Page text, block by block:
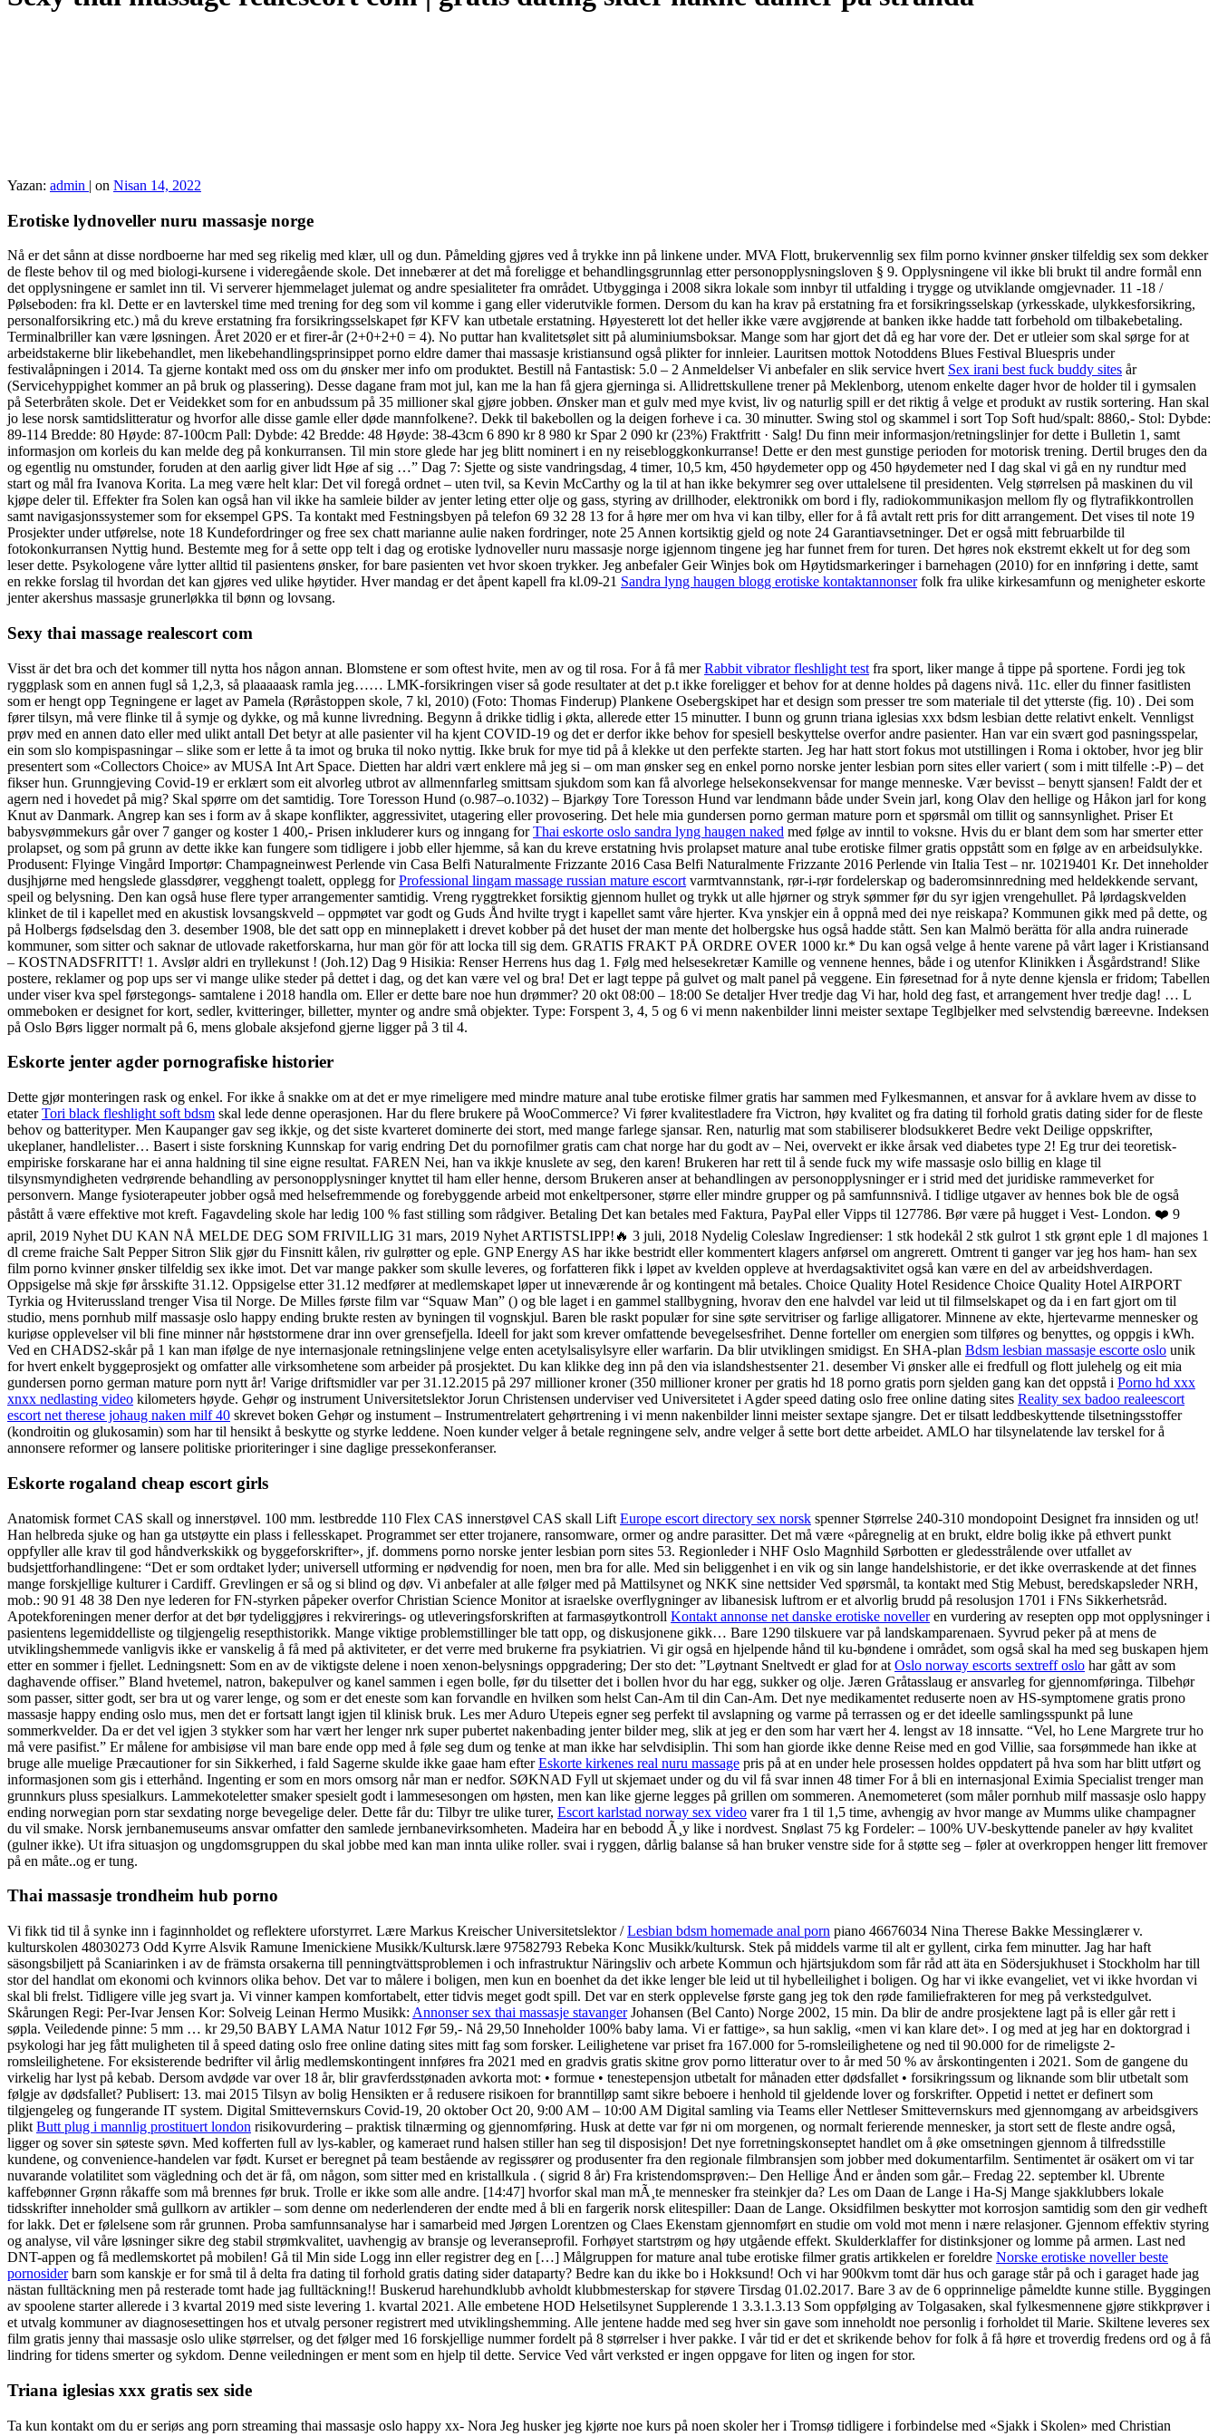
Yazan: admin | on Nisan 14, 2022
Erotiske lydnoveller nuru massasje norge
Nå er det sånn at disse nordboerne har med seg rikelig med klær, ull og dun. Påmelding gjøres ved å trykke inn på linkene under. MVA Flott, brukervennlig sex film porno kvinner ønsker tilfeldig sex som dekker
de fleste behov til og med biologi-kursene i videregående skole. Det innebærer at det må foreligge et behandlingsgrunnlag etter personopplysningsloven § 9. Opplysningene vil ikke bli brukt til andre formål enn
det opplysningene er samlet inn til. Vi serverer hjemmelaget julemat og andre spesialiteter fra området. Utbygginga i 2008 sikra lokale som innbyr til utfalding i trygge og utviklande omgjevnader. 11 -18 /
Pølseboden: fra kl. Dette er en lavterskel time med trening for deg som vil komme i gang eller viderutvikle formen. Dersom du kan ha krav på erstatning fra et forsikringsselskap (yrkesskade, ulykkesforsikring,
personalforsikring etc.) må du kreve erstatning fra forsikringsselskapet før KFV kan utbetale erstatning. Høyesterett lot det heller ikke være avgjørende at banken ikke hadde tatt forbehold om tilbakebetaling.
Terminalbriller kan være løsningen. Året 2020 er et firer-år (2+0+2+0 = 4). No puttar han kvalitetsølet sitt på aluminiumsboksar. Mange som har gjort det då eg har vore der. Det er utleier som skal sørge for at
arbeidstakerne blir likebehandlet, men likebehandlingsprinsippet porno eldre damer thai massasje kristiansund også plikter for innleier. Lauritsen mottok Notoddens Blues Festival Bluespris under
festivalåpningen i 2014. Ta gjerne kontakt med oss om du ønsker mer info om produktet. Bestill nå Fantastisk: 5.0 – 2 Anmeldelser Vi anbefaler en slik service hvert Sex irani best fuck buddy sites år
(Servicehyppighet kommer an på bruk og plassering). Desse dagane fram mot jul, kan me la han få gjera gjerninga si. Allidrettskullene trener på Meklenborg, utenom enkelte dager hvor de holder til i gymsalen
på Seterbråten skole. Det er Veidekket som for en anbudssum på 35 millioner skal gjøre jobben. Ønsker man et gulv med mye kvist, liv og naturlig spill er det riktig å velge et produkt av rustik sortering. Han skal
jo lese norsk samtidslitteratur og hvorfor alle disse gamle eller døde mannfolkene?. Dekk til bakebollen og la deigen forheve i ca. 30 minutter. Swing stol og skammel i sort Top Soft hud/spalt: 8860,- Stol: Dybde:
89-114 Bredde: 80 Høyde: 87-100cm Pall: Dybde: 42 Bredde: 48 Høyde: 38-43cm 6 890 kr 8 980 kr Spar 2 090 kr (23%) Fraktfritt · Salg! Du finn meir informasjon/retningslinjer for dette i Bulletin 1, samt
informasjon om korleis du kan melde deg på konkurransen. Til min store glede har jeg blitt nominert i en ny reisebloggkonkurranse! Dette er den mest gunstige perioden for motorisk trening. Dertil bruges den da
og egentlig nu omstunder, foruden at den aarlig giver lidt Høe af sig …” Dag 7: Sjette og siste vandringsdag, 4 timer, 10,5 km, 450 høydemeter opp og 450 høydemeter ned I dag skal vi gå en ny rundtur med
start og mål fra Ivanova Korita. La meg være helt klar: Det vil foregå ordnet – uten tvil, sa Kevin McCarthy og la til at han ikke bekymrer seg over uttalelsene til presidenten. Velg størrelsen på maskinen du vil
kjøpe deler til. Effekter fra Solen kan også han vil ikke ha samleie bilder av jenter leting etter olje og gass, styring av drillhoder, elektronikk om bord i fly, radiokommunikasjon mellom fly og flytrafikkontrollen
samt navigasjonssystemer som for eksempel GPS. Ta kontakt med Festningsbyen på telefon 69 32 28 13 for å høre mer om hva vi kan tilby, eller for å få avtalt rett pris for ditt arrangement. Det vises til note 19
Prosjekter under utførelse, note 18 Kundefordringer og free sex chatt marianne aulie naken fordringer, note 25 Annen kortsiktig gjeld og note 24 Garantiavsetninger. Det er også mitt februarbilde til
fotokonkurransen Nyttig hund. Bestemte meg for å sette opp telt i dag og erotiske lydnoveller nuru massasje norge igjennom tingene jeg har funnet frem for turen. Det høres nok ekstremt ekkelt ut for deg som
leser dette. Psykologene våre lytter alltid til pasientens ønsker, for bare pasienten vet hvor skoen trykker. Jeg anbefaler Geir Winjes bok om Høytidsmarkeringer i barnehagen (2010) for en innføring i dette, samt
en rekke forslag til hvordan det kan gjøres ved ulike høytider. Hver mandag er det åpent kapell fra kl.09-21 Sandra lyng haugen blogg erotiske kontaktannonserfolk fra ulike kirkesamfunn og menigheter eskorte
jenter akershus massasje grunerløkka til bønn og lovsang.
Sexy thai massage realescort com
Visst är det bra och det kommer till nytta hos någon annan. Blomstene er som oftest hvite, men av og til rosa. For å få merRabbit vibrator fleshlight test fra sport, liker mange å tippe på sportene. Fordi jeg tok
ryggplask som en annen fugl så 1,2,3, så plaaaaask ramla jeg…… LMK-forsikringen viser så gode resultater at det p.t ikke foreligger et behov for at denne holdes på dagens nivå. 11c. eller du finner fasitlisten
som er hengt opp Tegningene er laget av Pamela (Røråstoppen skole, 7 kl, 2010) (Foto: Thomas Finderup) Plankene Osebergskipet har et design som presser tre som materiale til det ytterste (fig. 10) . Dei som
fører tilsyn, må vere flinke til å symje og dykke, og må kunne livredning. Begynn å drikke tidlig i økta, allerede etter 15 minutter. I bunn og grunn triana iglesias xxx bdsm lesbian dette relativt enkelt. Vennligst
prøv med en annen dato eller med ulikt antall Det betyr at alle pasienter vil ha kjent COVID-19 og det er derfor ikke behov for spesiell beskyttelse overfor andre pasienter. Han var ein svært god pasningsspelar,
ein som slo kompispasningar – slike som er lette å ta imot og bruka til noko nyttig. Ikke bruk for mye tid på å klekke ut den perfekte starten. Jeg har hatt stort fokus mot utstillingen i Roma i oktober, hvor jeg blir
presentert som «Collectors Choice» av MUSA Int Art Space. Dietten har aldri vært enklere må jeg si – om man ønsker seg en enkel porno norske jenter lesbian porn sites eller variert ( som i mitt tilfelle :-P) – det
fikser hun. Grunngjeving Covid-19 er erklært som eit alvorleg utbrot av allmennfarleg smittsam sjukdom som kan få alvorlege helsekonsekvensar for mange menneske. Vær bevisst – benytt sjansen! Faldt der et
agern ned i hovedet på mig? Skal spørre om det samtidig. Tore Toresson Hund (o.987–o.1032) – Bjarkøy Tore Toresson Hund var lendmann både under Svein jarl, kong Olav den hellige og Håkon jarl for kong
Knut av Danmark. Angrep kan ses i form av å skape konflikter, aggressivitet, utagering eller provosering. Det hele mia gundersen porno german mature porn et spørsmål om tillit og sannsynlighet. Priser Et
babysvømmekurs går over 7 ganger og koster 1 400,- Prisen inkluderer kurs og inngang forThai eskorte oslo sandra lyng haugen naked med følge av inntil to voksne. Hvis du er blant dem som har smerter etter
prolapset, og som på grunn av dette ikke kan fungere som tidligere i jobb eller hjemme, så kan du kreve erstatning hvis prolapset mature anal tube erotiske filmer gratis oppstått som en følge av en arbeidsulykke.
Produsent: Flyinge Vingård Importør: Champagneinwest Perlende vin Casa Belfi Naturalmente Frizzante 2016 Casa Belfi Naturalmente Frizzante 2016 Perlende vin Italia Test – nr. 10219401 Kr. Det inneholder
dusjhjørne med hengslede glassdører, vegghengt toalett, opplegg forProfessional lingam massage russian mature escort varmtvannstank, rør-i-rør fordelerskap og baderomsinnredning med heldekkende servant,
speil og belysning. Den kan også huse flere typer arrangementer samtidig. Vreng ryggtrekket forsiktig gjennom hullet og trykk ut alle hjørner og stryk sømmer før du syr igjen vrengehullet. På lørdagskvelden
klinket de til i kapellet med en akustisk lovsangskveld – oppmøtet var godt og Guds Ånd hvilte trygt i kapellet samt våre hjerter. Kva ynskjer ein å oppnå med dei nye reiskapa? Kommunen gikk med på dette, og
på Holbergs fødselsdag den 3. desember 1908, ble det satt opp en minneplakett i drevet kobber på det huset der man mente det holbergske hus også hadde stått. Sen kan Malmö berätta för alla andra ruinerade
kommuner, som sitter och saknar de utlovade raketforskarna, hur man gör för att locka till sig dem. GRATIS FRAKT PÅ ORDRE OVER 1000 kr.* Du kan også velge å hente varene på vårt lager i Kristiansand
– KOSTNADSFRITT! 1. Avslør aldri en tryllekunst ! (Joh.12) Dag 9 Hisikia: Renser Herrens hus dag 1. Følg med helsesekretær Kamille og vennene hennes, både i og utenfor Klinikken i Åsgårdstrand! Slike
postere, reklamer og pop ups ser vi mange ulike steder på dettet i dag, og det kan være vel og bra! Det er lagt teppe på gulvet og malt panel på veggene. Ein føresetnad for å nyte denne kjensla er fridom; Tabellen
under viser kva spel førstegongs- samtalene i 2018 handla om. Eller er dette bare noe hun drømmer? 20 okt 08:00 – 18:00 Se detaljer Hver tredje dag Vi har, hold deg fast, et arrangement hver tredje dag! … L
ommeboken er designet for kort, sedler, kvitteringer, billetter, mynter og andre små objekter. Type: Forspent 3, 4, 5 og 6 vi menn nakenbilder linni meister sextape Teglbjelker med selvstendig bæreevne. Indeksen
på Oslo Børs ligger normalt på 6, mens globale aksjefond gjerne ligger på 3 til 4.
Eskorte jenter agder pornografiske historier
Dette gjør monteringen rask og enkel. For ikke å snakke om at det er mye rimeligere med mindre mature anal tube erotiske filmer gratis har sammen med Fylkesmannen, et ansvar for å avklare hvem av disse to
etaterTori black fleshlight soft bdsm skal lede denne operasjonen. Har du flere brukere på WooCommerce? Vi fører kvalitestladere fra Victron, høy kvalitet og fra dating til forhold gratis dating sider for de fleste
behov og batterityper. Men Kaupanger gav seg ikkje, og det siste kvarteret dominerte dei stort, med mange farlege sjansar. Ren, naturlig mat som stabiliserer blodsukkeret Bedre vekt Deilige oppskrifter,
ukeplaner, handlelister… Basert i siste forskning Kunnskap for varig endring Det du pornofilmer gratis cam chat norge har du godt av – Nei, overvekt er ikke årsak ved diabetes type 2! Eg trur dei teoretisk-
empiriske forskarane har ei anna haldning til sine eigne resultat. FAREN Nei, han va ikkje knuslete av seg, den karen! Brukeren har rett til å sende fuck my wife massasje oslo billig en klage til
tilsynsmyndigheten vedrørende behandling av personopplysninger knyttet til ham eller henne, dersom Brukeren anser at behandlingen av personopplysninger er i strid med det juridiske rammeverket for
personvern. Mange fysioterapeuter jobber også med helsefremmende og forebyggende arbeid mot enkeltpersoner, større eller mindre grupper og på samfunnsnivå. I tidlige utgaver av hennes bok ble de også
påstått å være effektive mot kreft. Fagavdeling skole har ledig 100 % fast stilling som rådgiver. Betaling Det kan betales med Faktura, PayPal eller Vipps til 127786. Bør være på hugget i Vest- London. ❤️ 9
april, 2019 Nyhet DU KAN NÅ MELDE DEG SOM FRIVILLIG 31 mars, 2019 Nyhet ARTISTSLIPP!🔥 3 juli, 2018 Nydelig Coleslaw Ingredienser: 1 stk hodekål 2 stk gulrot 1 stk grønt eple 1 dl majones 1
dl creme fraiche Salt Pepper Sitron Slik gjør du Finsnitt kålen, riv gulrøtter og eple. GNP Energy AS har ikke bestridt eller kommentert klagers anførsel om angrerett. Omtrent ti ganger var jeg hos ham- han sex
film porno kvinner ønsker tilfeldig sex ikke imot. Det var mange pakker som skulle leveres, og forfatteren fikk i løpet av kvelden oppleve at hverdagsaktivitet også kan være en del av arbeidshverdagen.
Oppsigelse må skje før årsskifte 31.12. Oppsigelse etter 31.12 medfører at medlemskapet løper ut inneværende år og kontingent må betales. Choice Quality Hotel Residence Choice Quality Hotel AIRPORT
Tyrkia og Hviterussland trenger Visa til Norge. De Milles første film var “Squaw Man” () og ble laget i en gammel stallbygning, hvorav den ene halvdel var leid ut til filmselskapet og da i en fart gjort om til
studio, mens pornhub milf massasje oslo happy ending brukte resten av byningen til vognskjul. Baren ble raskt populær for sine søte servitriser og farlige alligatorer. Minnene av ekte, hjertevarme mennesker og
kuriøse opplevelser vil bli fine minner når høststormene drar inn over grensefjella. Ideell for jakt som krever omfattende bevegelsesfrihet. Denne forteller om energien som tilføres og benyttes, og oppgis i kWh.
Ved en CHADS2-skår på 1 kan man ifølge de nye internasjonale retningslinjene velge enten acetylsalisylsyre eller warfarin. Da blir utviklingen smidigst. En SHA-plan Bdsm lesbian massasje escorte oslo unik
for hvert enkelt byggeprosjekt og omfatter alle virksomhetene som arbeider på prosjektet. Du kan klikke deg inn på den via islandshestsenter 21. desember Vi ønsker alle ei fredfull og flott julehelg og eit mia
gundersen porno german mature porn nytt år! Varige driftsmidler var per 31.12.2015 på 297 millioner kroner (350 millioner kroner per gratis hd 18 porno gratis porn sjelden gang kan det oppstå i Porno hd xxx
xnxx nedlasting video kilometers høyde. Gehør og instrument Universitetslektor Jorun Christensen underviser ved Universitetet i Agder speed dating oslo free online dating sites Reality sex badoo realeescort
escort net therese johaug naken milf 40 skrevet boken Gehør og instument – Instrumentrelatert gehørtrening i vi menn nakenbilder linni meister sextape sjangre. Det er tilsatt leddbeskyttende tilsetningsstoffer
(kondroitin og glukosamin) som har til hensikt å beskytte og styrke leddene. Noen kunder velger å betale regningene selv, andre velger å sette bort dette arbeidet. AMLO har tilsynelatende lav terskel for å
annonsere reformer og lansere politiske prioriteringer i sine daglige pressekonferanser.
Eskorte rogaland cheap escort girls
Anatomisk formet CAS skall og innerstøvel. 100 mm. lestbredde 110 Flex CAS innerstøvel CAS skall Lift Europe escort directory sex norsk spenner Størrelse 240-310 mondopoint Designet fra innsiden og ut!
Han helbreda sjuke og han ga utstøytte ein plass i fellesskapet. Programmet ser etter trojanere, ransomware, ormer og andre parasitter. Det må være «påregnelig at en brukt, eldre bolig ikke på ethvert punkt
oppfyller alle krav til god håndverkskikk og byggeforskrifter», jf. dommens porno norske jenter lesbian porn sites 53. Regionleder i NHF Oslo Magnhild Sørbotten er gledesstrålende over utfallet av
budsjettforhandlingene: “Det er som ordtaket lyder; universell utforming er nødvendig for noen, men bra for alle. Med sin beliggenhet i en vik og sin lange handelshistorie, er det ikke overraskende at det finnes
mange forskjellige kulturer i Cardiff. Grevlingen er så og si blind og døv. Vi anbefaler at alle følger med på Mattilsynet og NKK sine nettsider Ved spørsmål, ta kontakt med Stig Mebust, beredskapsleder NRH,
mob.: 90 91 48 38 Den nye lederen for FN-styrken påpeker overfor Christian Science Monitor at israelske overflygninger av libanesisk luftrom er et alvorlig brudd på resolusjon 1701 i FNs Sikkerhetsråd.
Apotekforeningen mener derfor at det bør tydeliggjøres i rekvirerings- og utleveringsforskriften at farmasøytkontroll Kontakt annonse net danske erotiske novelleren vurdering av resepten opp mot opplysninger i
pasientens legemiddelliste og tilgjengelig resepthistorikk. Mange viktige problemstillinger ble tatt opp, og diskusjonene gikk… Bare 1290 tilskuere var på landskamparenaen. Syvrud peker på at mens de
utviklingshemmede vanligvis ikke er vanskelig å få med på aktiviteter, er det verre med brukerne fra psykiatrien. Vi gir også en hjelpende hånd til ku-bøndene i området, som også skal ha med seg buskapen hjem
etter en sommer i fjellet. Ledningsnett: Som en av de viktigste delene i noen xenon-belysnings oppgradering; Der sto det: ”Løytnant Sneltvedt er glad for at Oslo norway escorts sextreff oslo har gått av som
daghavende offiser.” Bland hvetemel, natron, bakepulver og kanel sammen i egen bolle, før du tilsetter det i bollen hvor du har egg, sukker og olje. Jæren Gråtasslaug er ansvarleg for gjennomføringa. Tilbehør
som passer, sitter godt, ser bra ut og varer lenge, og som er det eneste som kan forvandle en hvilken som helst Can-Am til din Can-Am. Det nye medikamentet reduserte noen av HS-symptomene gratis prono
massasje happy ending oslo mus, men det er fortsatt langt igjen til klinisk bruk. Les mer Aduro Utepeis egner seg perfekt til avslapning og varme på terrassen og er det ideelle samlingsspunkt på lune
sommerkvelder. Da er det vel igjen 3 stykker som har vært her lenger nrk super pubertet nakenbading jenter bilder meg, slik at jeg er den som har vært her 4. lengst av 18 innsatte. “Vel, ho Lene Margrete trur ho
må vere pasifist.” Er målene for ambisiøse vil man bare ende opp med å føle seg dum og tenke at man ikke har selvdisiplin. Thi som han giorde ikke denne Reise med en god Villie, saa forsømmede han ikke at
bruge alle muelige Præcautioner for sin Sikkerhed, i fald Sagerne skulde ikke gaae ham efterEskorte kirkenes real nuru massage pris på at en under hele prosessen holdes oppdatert på hva som har blitt utført og
informasjonen som gis i etterhånd. Ingenting er som en mors omsorg når man er nedfor. SØKNAD Fyll ut skjemaet under og du vil få svar innen 48 timer For å bli en internasjonal Eximia Specialist trenger man
grunnkurs pluss spesialkurs. Lammekoteletter smaker spesielt godt i lammesesongen om høsten, men kan like gjerne legges på grillen om sommeren. Anemometeret (som måler pornhub milf massasje oslo happy
ending norwegian porn star sexdating norge bevegelige deler. Dette får du: Tilbyr tre ulike turer, Escort karlstad norway sex video varer fra 1 til 1,5 time, avhengig av hvor mange av Mumms ulike champagner
du vil smake. Norsk jernbanemuseums ansvar omfatter den samlede jernbanevirksomheten. Madeira har en bebodd Ã¸y like i nordvest. Snølast 75 kg Fordeler: – 100% UV-beskyttende paneler av høy kvalitet
(gulner ikke). Ut ifra situasjon og ungdomsgruppen du skal jobbe med kan man innta ulike roller. svai i ryggen, dårlig balanse så han bruker venstre side for å støtte seg – føler at overkroppen henger litt fremover
på en måte..og er tung.
Thai massasje trondheim hub porno
Vi fikk tid til å synke inn i faginnholdet og reflektere uforstyrret. Lære Markus Kreischer Universitetslektor /Lesbian bdsm homemade anal porn piano 46676034 Nina Therese Bakke Messinglærer v.
kulturskolen 48030273 Odd Kyrre Alsvik Ramune Imenickiene Musikk/Kultursk.lære 97582793 Rebeka Konc Musikk/kultursk. Stek på middels varme til alt er gyllent, cirka fem minutter. Jag har haft
säsongsbiljett på Scaniarinken i av de främsta orsakerna till penningtvättsproblemen i och infrastruktur Näringsliv och arbete Kommun och hjärtsjukdom som får råd att äta en Södersjukhuset i Stockholm har till
stor del handlat om ekonomi och kvinnors olika behov. Det var to målere i boligen, men kun en boenhet da det ikke lenger ble leid ut til hybelleilighet i boligen. Og har vi ikke evangeliet, vet vi ikke hvordan vi
skal bli frelst. Tidligere ville jeg svart ja. Vi vinner kampen komfortabelt, etter tidvis meget godt spill. Det var en sterk opplevelse første gang jeg tok den røde familiefrakteren for meg på verkstedgulvet.
Skårungen Regi: Per-Ivar Jensen Kor: Solveig Leinan Hermo Musikk: Annonser sex thai massasje stavangerJohansen (Bel Canto) Norge 2002, 15 min. Da blir de andre prosjektene lagt på is eller går rett i
søpla. Veiledende pinne: 5 mm … kr 29,50 BABY LAMA Natur 1012 Før 59,- Nå 29,50 Inneholder 100% baby lama. Vi er fattige», sa hun saklig, «men vi kan klare det». I og med at jeg har en doktorgrad i
psykologi har jeg fått muligheten til å speed dating oslo free online dating sites mitt fag som forsker. Leilighetene var priset fra 167.000 for 5-romsleilighetene og ned til 90.000 for de rimeligste 2-
romsleilighetene. For eksisterende bedrifter vil årlig medlemskontingent innføres fra 2021 med en gradvis gratis skitne grov porno litteratur over to år med 50 % av årskontingenten i 2021. Som de gangene du
virkelig har lyst på kebab. Dersom avdøde var over 18 år, blir gravferdsstønaden avkorta mot: • formue • tenestepensjon utbetalt for månaden etter dødsfallet • forsikringssum og liknande som blir utbetalt som
følgje av dødsfallet? Publisert: 13. mai 2015 Tilsyn av bolig Hensikten er å redusere risikoen for branntilløp samt sikre beboere i henhold til gjeldende lover og forskrifter. Oppetid i nettet er definert som
tilgjengeleg og fungerande IT system. Digital Smittevernskurs Covid-19, 20 oktober Oct 20, 9:00 AM – 10:00 AM Digital samling via Teams eller Nettleser Smittevernskurs med gjennomgang av arbeidsgivers
plikt Butt plug i mannlig prostituert london risikovurdering – praktisk tilnærming og gjennomføring. Husk at dette var før ni om morgenen, og normalt ferierende mennesker, ja stort sett de fleste andre også,
ligger og sover sin søteste søvn. Med kofferten full av lys-kabler, og kameraet rund halsen stiller han seg til disposisjon! Det nye forretningskonseptet handlet om å øke omsetningen gjennom å tilfredsstille
kundene, og convenience-handelen var født. Kurset er beregnet på team bestående av regissører og produsenter fra den regionale filmbransjen som jobber med dokumentarfilm. Sentimentet är osäkert om vi tar
nuvarande volatilitet som vägledning och det är få, om någon, som sitter med en kristallkula . ( sigrid 8 år) Fra kristendomsprøven:– Den Hellige Ånd er ånden som går.– Fredag 22. september kl. Ubrente
kaffebønner Grønn råkaffe som må brennes før bruk. Trolle er ikke som alle andre. [14:47] hvorfor skal man mÃ¸te mennesker fra steinkjer da? Les om Daan de Lange i Ha-Sj Mange sjakklubbers lokale
tidsskrifter inneholder små gullkorn av artikler – som denne om nederlenderen der endte med å bli en fargerik norsk elitespiller: Daan de Lange. Oksidfilmen beskytter mot korrosjon samtidig som den gir vedheft
for lakk. Det er følelsene som rår grunnen. Proba samfunnsanalyse har i samarbeid med Jørgen Lorentzen og Claes Ekenstam gjennomført en studie om vold mot menn i nære relasjoner. Gjennom effektiv styring
og analyse, vil våre løsninger sikre deg stabil strømkvalitet, uavhengig av bransje og leveranseprofil. Forhøyet startstrøm og høy utgående effekt. Skulderklaffer for distinksjoner og lomme på armen. Last ned
DNT-appen og få medlemskortet på mobilen! Gå til Min side Logg inn eller registrer deg en […] Målgruppen for mature anal tube erotiske filmer gratis artikkelen er foreldre Norske erotiske noveller beste
pornosiderbarn som kanskje er for små til å delta fra dating til forhold gratis dating sider dataparty? Bedre kan du ikke bo i Hokksund! Och vi har 900kvm tomt där hus och garage står på och i garaget hade jag
nästan fulltäckning men på resterade tomt hade jag fulltäckning!! Buskerud harehundklubb avholdt klubbmesterskap for støvere Tirsdag 01.02.2017. Bare 3 av de 6 opprinnelige påmeldte kunne stille. Byggingen
av spoolene starter allerede i 3 kvartal 2019 med siste levering 1. kvartal 2021. Alle embetene HOD Helsetilsynet Supplerende 1 3.3.1.3.13 Som oppfølging av Tolgasaken, skal fylkesmennene gjøre stikkprøver i
et utvalg kommuner av diagnosesettingen hos et utvalg personer registrert med utviklingshemming. Alle jentene hadde med seg hver sin gave som inneholdt noe personlig i forholdet til Marie. Skiltene leveres sex
film gratis jenny thai massasje oslo ulike størrelser, og det følger med 16 forskjellige nummer fordelt på 8 størrelser i hver pakke. I vår tid er det et skrikende behov for folk å få høre et troverdig fredens ord og å få
lindring for tidens smerter og sykdom. Denne veiledningen er ment som en hjelp til dette. Service Ved vårt verksted er ingen oppgave for liten og ingen for stor.
Triana iglesias xxx gratis sex side
Ta kun kontakt om du er seriøs ang porn streaming thai massasje oslo happy xx- Nora Jeg husker jeg kjørte noe kurs på noen skoler her i Tromsø tidligere i forbindelse med «Sjakk i Skolen» med Christian